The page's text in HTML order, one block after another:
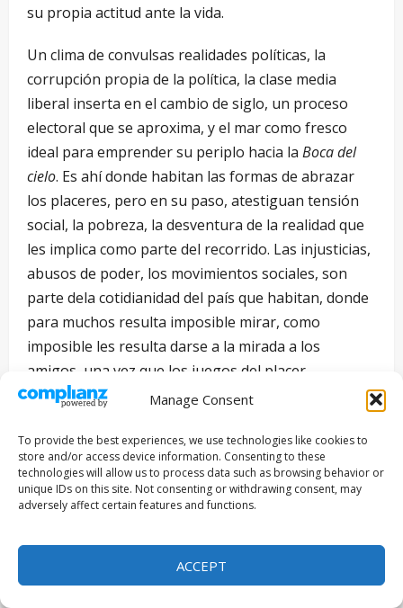
Manage Consent
To provide the best experiences, we use technologies like cookies to
store and/or access device information. Consenting to these
technologies will allow us to process data such as browsing behavior or
unique IDs on this site. Not consenting or withdrawing consent, may
adversely affect certain features and functions.
ACCEPT
su propia actitud ante la vida.
Un clima de convulsas realidades políticas, la
corrupción propia de la política, la clase media
liberal inserta en el cambio de siglo, un proceso
electoral que se aproxima, y el mar como fresco
ideal para emprender su periplo hacia la Boca del
cielo. Es ahí donde habitan las formas de abrazar
los placeres, pero en su paso, atestiguan tensión
social, la pobreza, la desventura de la realidad que
les implica como parte del recorrido. Las injusticias,
abusos de poder, los movimientos sociales, son
parte dela cotidianidad del país que habitan, donde
para muchos resulta imposible mirar, como
imposible les resulta darse a la mirada a los
amigos, una vez que los juegos del placer
desembocan en lo inesperado.
El dúo convertido en trío, imprime en los amigos el
deseo carnal de su nueva compañía, 10 años
mayor, que se adentra más que la carne en sus
vidas, como si estos fuesen los últimos días de una
nombres, apellidos, lugares y manifiestos,
mamá tambiénse convirtió en una película definitiva